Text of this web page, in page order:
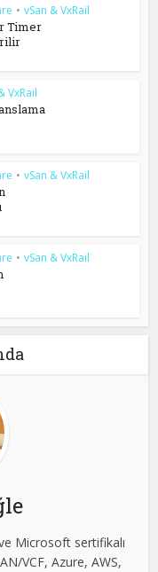
• vSan & VxRail
Timer
VxRail
• vSan & VxRail
• vSan & VxRail
Microsoft sertifikalı
VCF, Azure, AWS,